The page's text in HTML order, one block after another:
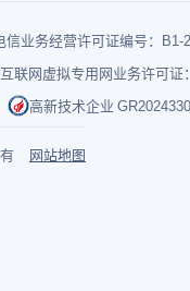
信业务经营许可证编号：B1-
联网虚拟专用网业务许可证
高新技术企业
网站地图